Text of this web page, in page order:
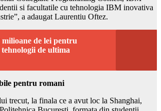
si facultatile cu tehnologia IBM inovativa
a adaugat Laurentiu Oftez.
milioane de lei pentru
de ultima
pentru romani
trecut, la finala ce a avut loc la Shanghai,